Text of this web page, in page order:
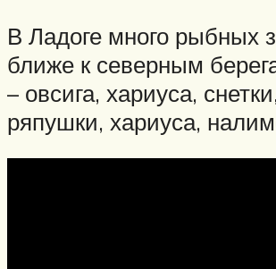
В Ладоге много рыбных
ближе к северным
– овсига, хариуса,
ряпушки, хариуса,